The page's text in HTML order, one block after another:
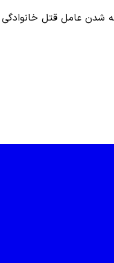
شدن عامل قتل خانوادگی